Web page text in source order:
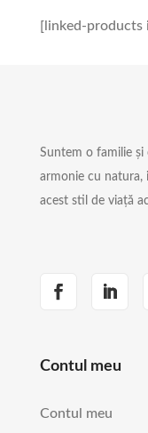
[linked-products
Suntem o familie și
armonie cu natura,
acest stil de viață
Contul meu
Contul meu